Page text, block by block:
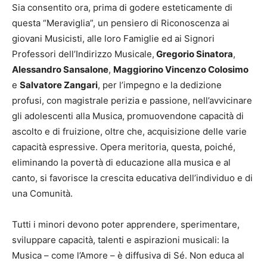
Sia consentito ora, prima di godere esteticamente di
questa “Meraviglia”, un pensiero di Riconoscenza ai
giovani Musicisti, alle loro Famiglie ed ai Signori
Professori dell’Indirizzo Musicale, Gregorio Sinatora,
Alessandro Sansalone, Maggiorino Vincenzo Colosimo
e Salvatore Zangari, per l’impegno e la dedizione
profusi, con magistrale perizia e passione, nell’avvicinare
gli adolescenti alla Musica, promuovendone capacità di
ascolto e di fruizione, oltre che, acquisizione delle varie
capacità espressive. Opera meritoria, questa, poiché,
eliminando la povertà di educazione alla musica e al
canto, si favorisce la crescita educativa dell’individuo e di
una Comunità.
Tutti i minori devono poter apprendere, sperimentare,
sviluppare capacità, talenti e aspirazioni musicali: la
Musica – come l’Amore – è diffusiva di Sé. Non educa al